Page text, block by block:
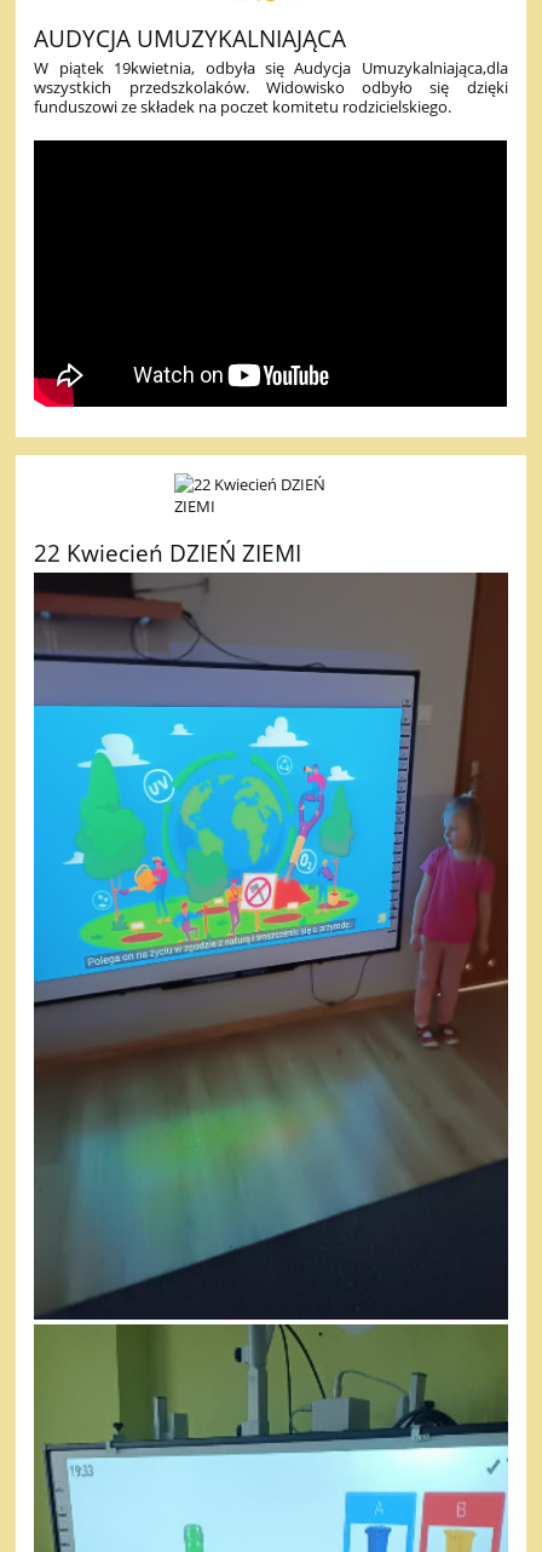
AUDYCJA UMUZYKALNIAJĄCA
W piątek 19kwietnia, odbyła się Audycja Umuzykalniająca,dla
wszystkich przedszkolaków. Widowisko odbyło się dzięki
funduszowi ze składek na poczet komitetu rodzicielskiego.
22 Kwiecień DZIEŃ ZIEMI